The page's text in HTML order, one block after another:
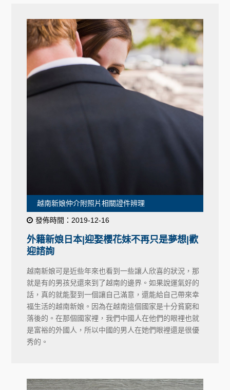
越南新娘仲介附照片相關證件辨理
發佈時間：2019-12-16
外籍新娘日本|迎娶櫻花妹不再只是夢想|歡
迎諮詢
越南新娘可是近些年來也看到一些讓人欣喜的狀況，那
就是有的男孩兒還來到了越南的邊界。如果說運氣好的
話，真的就能娶到一個讓自己滿意，還能給自己帶來幸
福生活的越南新娘。因為在越南這個國家是十分貧窮和
落後的。在那個國家裡，我們中國人在他們的眼裡也就
是富裕的外國人，所以中國的男人在她們眼裡還是很優
秀的。